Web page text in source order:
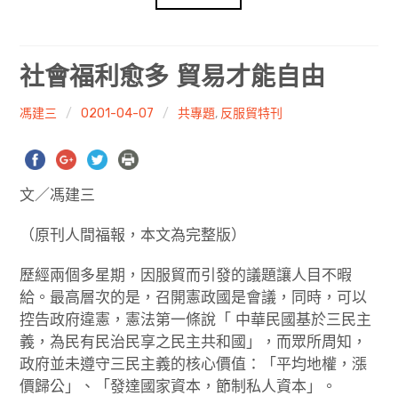
共專題
共評論
共想/共享
共青年
文化誌
勞動誌
共誌寫手
各期目錄
社會福利愈多 貿易才能自由
馮建三 0201-04-07 共專題, 反服貿特刊
文／馮建三
（原刊人間福報，本文為完整版）
歷經兩個多星期，因服貿而引發的議題讓人目不暇
給。最高層次的是，召開憲政國是會議，同時，可以
控告政府違憲，憲法第一條說「 中華民國基於三民主
義，為民有民治民享之民主共和國」，而眾所周知，
政府並未遵守三民主義的核心價值：「平均地權，漲
價歸公」、「發達國家資本，節制私人資本」。